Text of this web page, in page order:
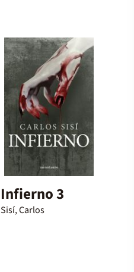
Infierno 3
Sisí, Carlos